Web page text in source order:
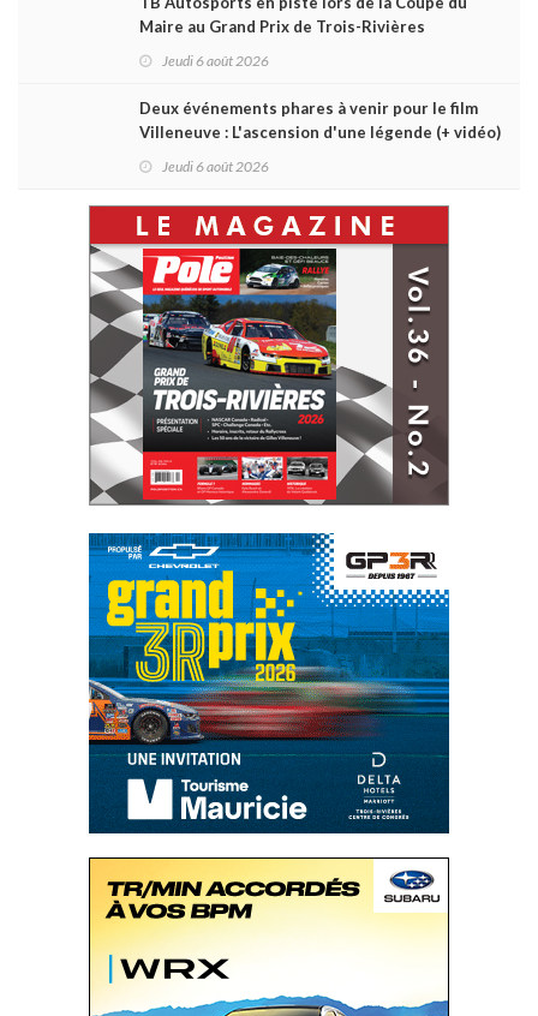
Maire au Grand Prix de Trois-Rivières
Jeudi 6 août 2026
Deux événements phares à venir pour le film
Villeneuve : L'ascension d'une légende (+ vidéo)
Jeudi 6 août 2026